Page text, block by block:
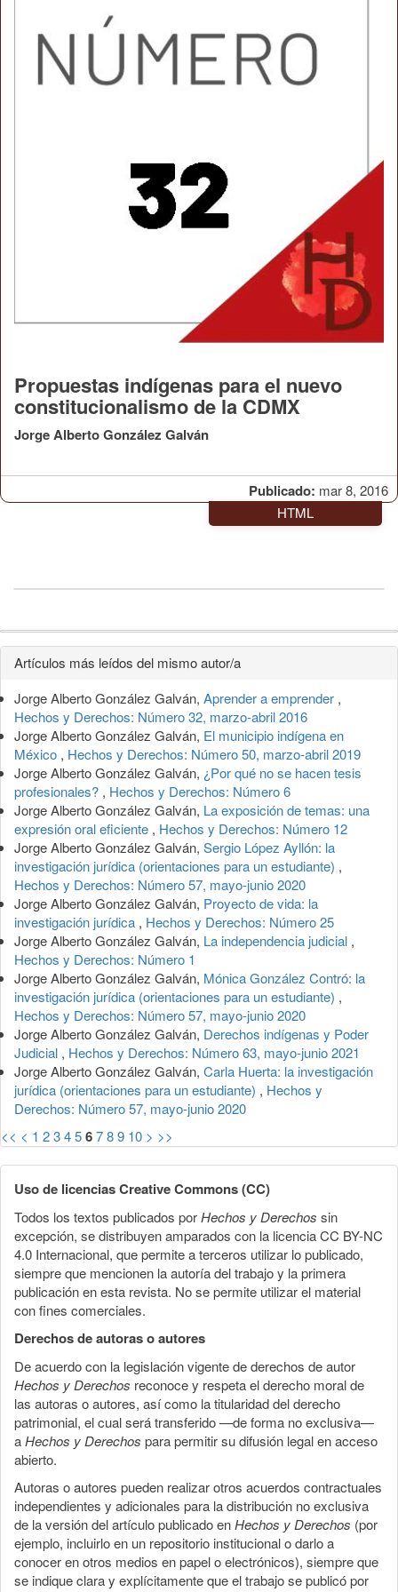
Publicado: mar 8, 2016
Propuestas indígenas para el nuevo
constitucionalismo de la CDMX
Jorge Alberto González Galván
HTML
Detalles
del
artículo
Artículos más leídos del mismo autor/a
Jorge Alberto González Galván, Aprender a emprender ,
Hechos y Derechos: Número 32, marzo-abril 2016
Jorge Alberto González Galván, El municipio indígena en
México , Hechos y Derechos: Número 50, marzo-abril 2019
Jorge Alberto González Galván, ¿Por qué no se hacen tesis
profesionales? , Hechos y Derechos: Número 6
Jorge Alberto González Galván, La exposición de temas: una
expresión oral eficiente , Hechos y Derechos: Número 12
Jorge Alberto González Galván, Sergio López Ayllón: la
investigación jurídica (orientaciones para un estudiante) ,
Hechos y Derechos: Número 57, mayo-junio 2020
Jorge Alberto González Galván, Proyecto de vida: la
investigación jurídica , Hechos y Derechos: Número 25
Jorge Alberto González Galván, La independencia judicial ,
Hechos y Derechos: Número 1
Jorge Alberto González Galván, Mónica González Contró: la
investigación jurídica (orientaciones para un estudiante) ,
Hechos y Derechos: Número 57, mayo-junio 2020
Jorge Alberto González Galván, Derechos indígenas y Poder
Judicial , Hechos y Derechos: Número 63, mayo-junio 2021
Jorge Alberto González Galván, Carla Huerta: la investigación
jurídica (orientaciones para un estudiante) , Hechos y
Derechos: Número 57, mayo-junio 2020
<< < 1 23456789 10 > >>
Uso de licencias Creative Commons (CC)
Todos los textos publicados porHechos y Derechos sin
excepción, se distribuyen amparados con la licencia CC BY-NC
4.0 Internacional, que permite a terceros utilizar lo publicado,
siempre que mencionen la autoría del trabajo y la primera
publicación en esta revista. No se permite utilizar el material
con fines comerciales.
Derechos de autoras o autores
De acuerdo con la legislación vigente de derechos de autor
Hechos y Derechos reconoce y respeta el derecho moral de
las autoras o autores, así como la titularidad del derecho
patrimonial, el cual será transferido —de forma no exclusiva—
aHechos y Derechos para permitir su difusión legal en acceso
abierto.
Autoras o autores pueden realizar otros acuerdos contractuales
independientes y adicionales para la distribución no exclusiva
de la versión del artículo publicado enHechos y Derechos (por
ejemplo, incluirlo en un repositorio institucional o darlo a
conocer en otros medios en papel o electrónicos), siempre que
se indique clara y explícitamente que el trabajo se publicó por